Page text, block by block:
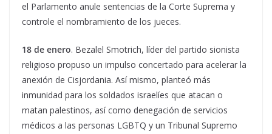
el Parlamento anule sentencias de la Corte Suprema y
controle el nombramiento de los jueces.
18 de enero. Bezalel Smotrich, líder del partido sionista
religioso propuso un impulso concertado para acelerar la
anexión de Cisjordania. Así mismo, planteó más
inmunidad para los soldados israelíes que atacan o
matan palestinos, así como denegación de servicios
médicos a las personas LGBTQ y un Tribunal Supremo